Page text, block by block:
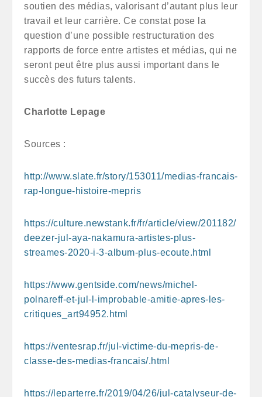
soutien des médias, valorisant d’autant plus leur
travail et leur carrière. Ce constat pose la
question d’une possible restructuration des
rapports de force entre artistes et médias, qui ne
seront peut être plus aussi important dans le
succès des futurs talents.
Charlotte Lepage
Sources :
http://www.slate.fr/story/153011/medias-francais-
rap-longue-histoire-mepris
https://culture.newstank.fr/fr/article/view/201182/
deezer-jul-aya-nakamura-artistes-plus-
streames-2020-i-3-album-plus-ecoute.html
https://www.gentside.com/news/michel-
polnareff-et-jul-l-improbable-amitie-apres-les-
critiques_art94952.html
https://ventesrap.fr/jul-victime-du-mepris-de-
classe-des-medias-francais/.html
https://leparterre.fr/2019/04/26/jul-catalyseur-de-